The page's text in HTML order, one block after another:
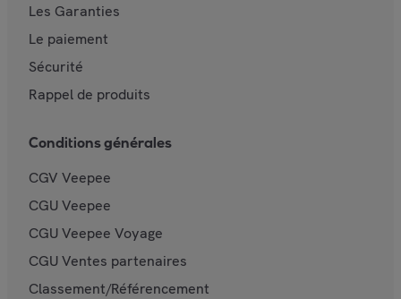
Les Garanties
Le paiement
Sécurité
Rappel de produits
Conditions générales
CGV Veepee
CGU Veepee
CGU Veepee Voyage
CGU Ventes partenaires
Classement/Référencement